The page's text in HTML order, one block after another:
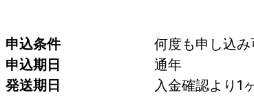
申込条件
何度も申し込み
申込期日
通年
発送期日
入金確認より1